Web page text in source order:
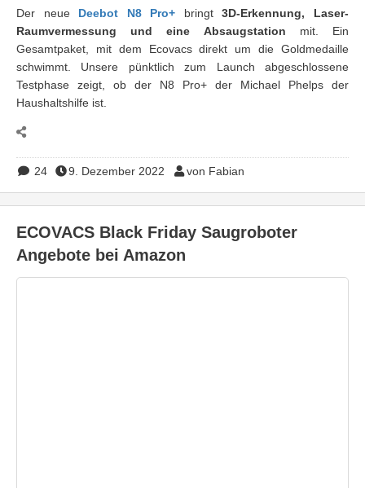
Der neue Deebot N8 Pro+ bringt3D-Erkennung, Laser-
Raumvermessung und eine Absaugstation mit. Ein
Gesamtpaket, mit dem Ecovacs direkt um die Goldmedaille
schwimmt. Unsere pünktlich zum Launch abgeschlossene
Testphase zeigt, ob der N8 Pro+ der Michael Phelps der
Haushaltshilfe ist.
24 9. Dezember 2022 von Fabian
ECOVACS Black Friday Saugroboter
Angebote bei Amazon